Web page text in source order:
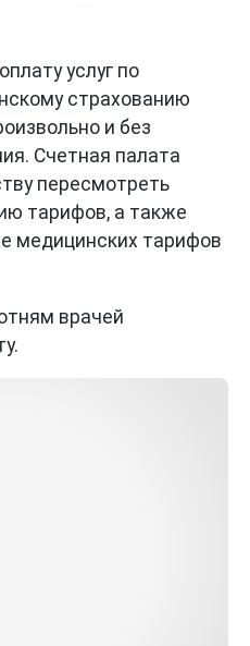
услуг по
страхованию
и без
Счетная палата
пересмотреть
тарифов, а также
медицинских тарифов
врачей